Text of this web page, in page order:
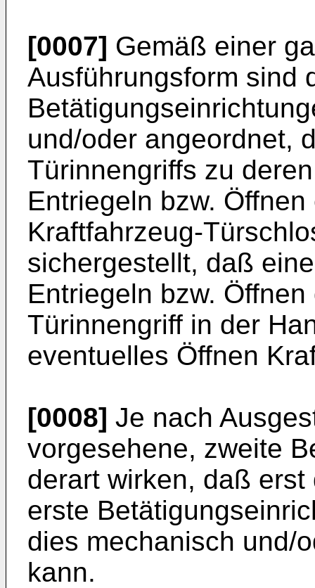
[0007] Gemäß einer
Ausführungsform sind
und/oder angeordnet,
Türinnengriffs zu
Entriegeln bzw.
Kraftfahrzeug-
sichergestellt, daß
Entriegeln bzw.
Türinnengriff in der
eventuelles Öffnen
[0008] Je nach
vorgesehene, zweite
derart wirken, daß
erste
dies mechanisch und/
kann.